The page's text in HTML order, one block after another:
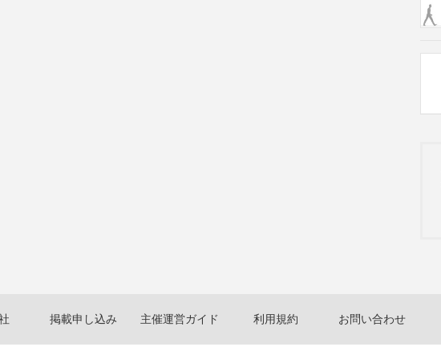
掲載申し込み 主催運営ガイド 利用規約 お問い合わせ